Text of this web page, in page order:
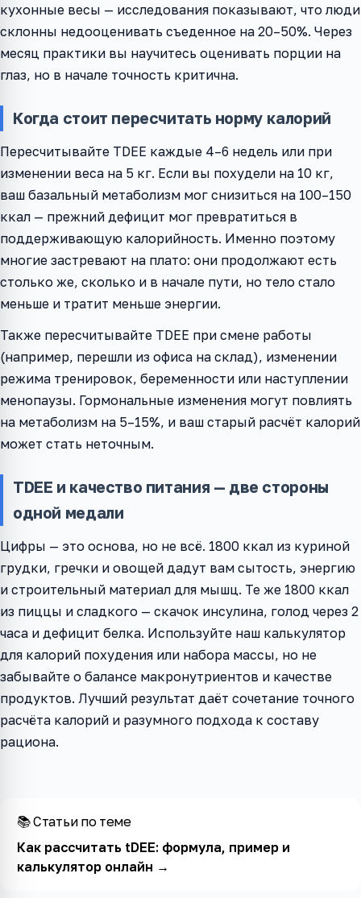
кухонные весы — исследования показывают, что люди
склонны недооценивать съеденное на 20–50%. Через
месяц практики вы научитесь оценивать порции на
глаз, но в начале точность критична.
Когда стоит пересчитать норму калорий
Пересчитывайте TDEE каждые 4–6 недель или при
изменении веса на 5 кг. Если вы похудели на 10 кг,
ваш базальный метаболизм мог снизиться на 100–150
ккал — прежний дефицит мог превратиться в
поддерживающую калорийность. Именно поэтому
многие застревают на плато: они продолжают есть
столько же, сколько и в начале пути, но тело стало
меньше и тратит меньше энергии.
Также пересчитывайте TDEE при смене работы
(например, перешли из офиса на склад), изменении
режима тренировок, беременности или наступлении
менопаузы. Гормональные изменения могут повлиять
на метаболизм на 5–15%, и ваш старый расчёт калорий
может стать неточным.
TDEE и качество питания — две стороны
одной медали
Цифры — это основа, но не всё. 1800 ккал из куриной
грудки, гречки и овощей дадут вам сытость, энергию
и строительный материал для мышц. Те же 1800 ккал
из пиццы и сладкого — скачок инсулина, голод через 2
часа и дефицит белка. Используйте наш калькулятор
для калорий похудения или набора массы, но не
забывайте о балансе макронутриентов и качестве
продуктов. Лучший результат даёт сочетание точного
расчёта калорий и разумного подхода к составу
рациона.
📚 Статьи по теме
Как рассчитать tDEE: формула, пример и
калькулятор онлайн →